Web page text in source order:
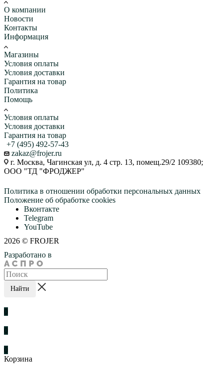
О компании
Новости
Контакты
Информация
Магазины
Условия оплаты
Условия доставки
Гарантия на товар
Политика
Помощь
Условия оплаты
Условия доставки
Гарантия на товар
+7 (495) 492-57-43
zakaz@frojer.ru
г. Москва, Чагинская ул, д. 4 стр. 13, помещ.29/2 109380;
ООО "ТД "ФРОДЖЕР"
Политика в отношении обработки персональных данных
Положение об обработке cookies
Вконтакте
Telegram
YouTube
2026 © FROJER
Разработано в
Найти
0
0
0
Корзина